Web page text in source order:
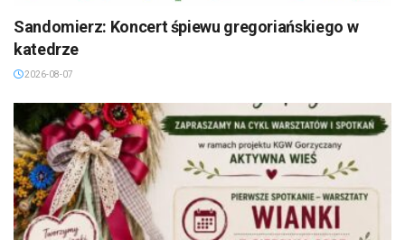
Sandomierz: Koncert śpiewu gregoriańskiego w
katedrze
2026-08-07